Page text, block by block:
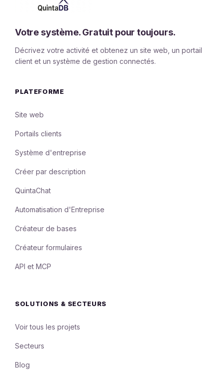
Votre système. Gratuit pour toujours.
Décrivez votre activité et obtenez un site web, un portail
client et un système de gestion connectés.
PLATEFORME
Site web
Portails clients
Système d'entreprise
Créer par description
QuintaChat
Automatisation d'Entreprise
Créateur de bases
Créateur formulaires
API et MCP
SOLUTIONS & SECTEURS
Voir tous les projets
Secteurs
Blog